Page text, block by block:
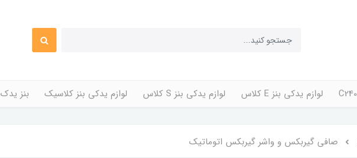
لوازم یدکی بنز E کلاس لوازم یدکی بنز S کلاس لوازم یدکی بنز کلاسیک بنز یدک
صافی گیربکس و واشر گیربکس اتوماتیک